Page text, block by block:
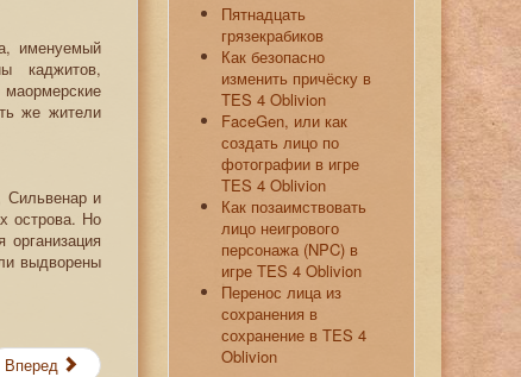
именуемый
каджитов,
же жители
Сильвенар и
острова. Но
выдворены
Вперед
Пятнадцать
грязекрабиков
Как безопасно
изменить причёску в
TES 4 Oblivion
FaceGen, или как
создать лицо по
фотографии в игре
TES 4 Oblivion
Как позаимствовать
лицо неигрового
персонажа (NPC) в
игре TES 4 Oblivion
Перенос лица из
сохранения в
сохранение в TES 4
Oblivion